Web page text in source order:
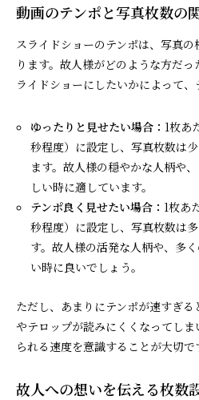
動画のテンポと写真枚数の
スライドショーのテンポは、写真
ります。故人様がどのような方だ
ライドショーにしたいかによって、
ゆったりと見せたい場合： 1枚あ
秒程度）に設定し、写真枚数は
ます。故人様の穏やかな人柄や
しい時に適しています。
テンポ良く見せたい場合： 1枚あ
秒程度）に設定し、写真枚数は
す。故人様の活発な人柄や、多
い時に良いでしょう。
ただし、あまりにテンポが速すぎ
やテロップが読みにくくなってし
られる速度を意識することが大切で
故人への想いを伝える枚数